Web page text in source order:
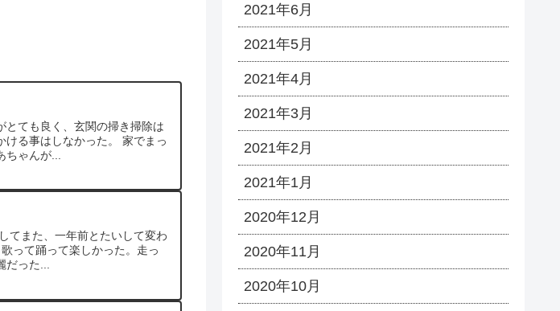
とても良く、玄関の掃き掃除は
る事はしなかった。 家でまっ
ゃんが...
てまた、一年前とたいして変わ
って踊って楽しかった。走っ
だった...
2021年6月
2021年5月
2021年4月
2021年3月
2021年2月
2021年1月
2020年12月
2020年11月
2020年10月